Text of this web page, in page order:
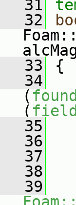
31
32
33
{
34
(
(
35
36
37
38
39